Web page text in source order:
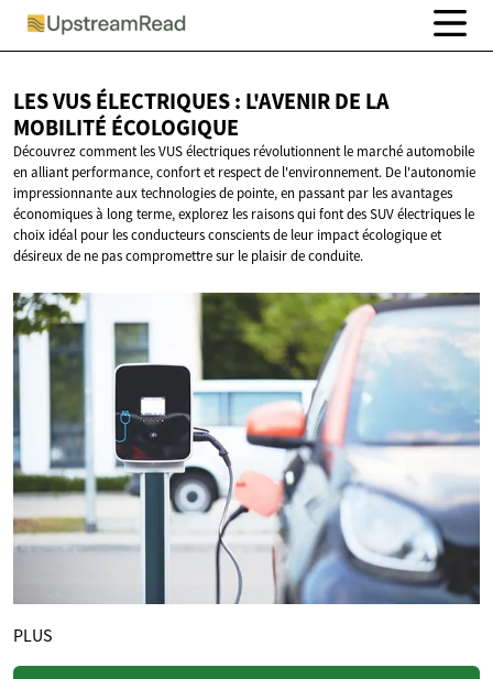
LES VUS ÉLECTRIQUES : L'AVENIR DE LA
MOBILITÉ ÉCOLOGIQUE
Découvrez comment les VUS électriques révolutionnent le marché automobile
en alliant performance, confort et respect de l'environnement. De l'autonomie
impressionnante aux technologies de pointe, en passant par les avantages
économiques à long terme, explorez les raisons qui font des SUV électriques le
choix idéal pour les conducteurs conscients de leur impact écologique et
désireux de ne pas compromettre sur le plaisir de conduite.
PLUS